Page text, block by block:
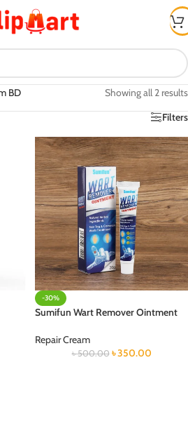
BD
Showing all 2 results
Filters
-30%
Sumifun Wart Remover Ointment
Repair Cream
৳500.00 ৳350.00